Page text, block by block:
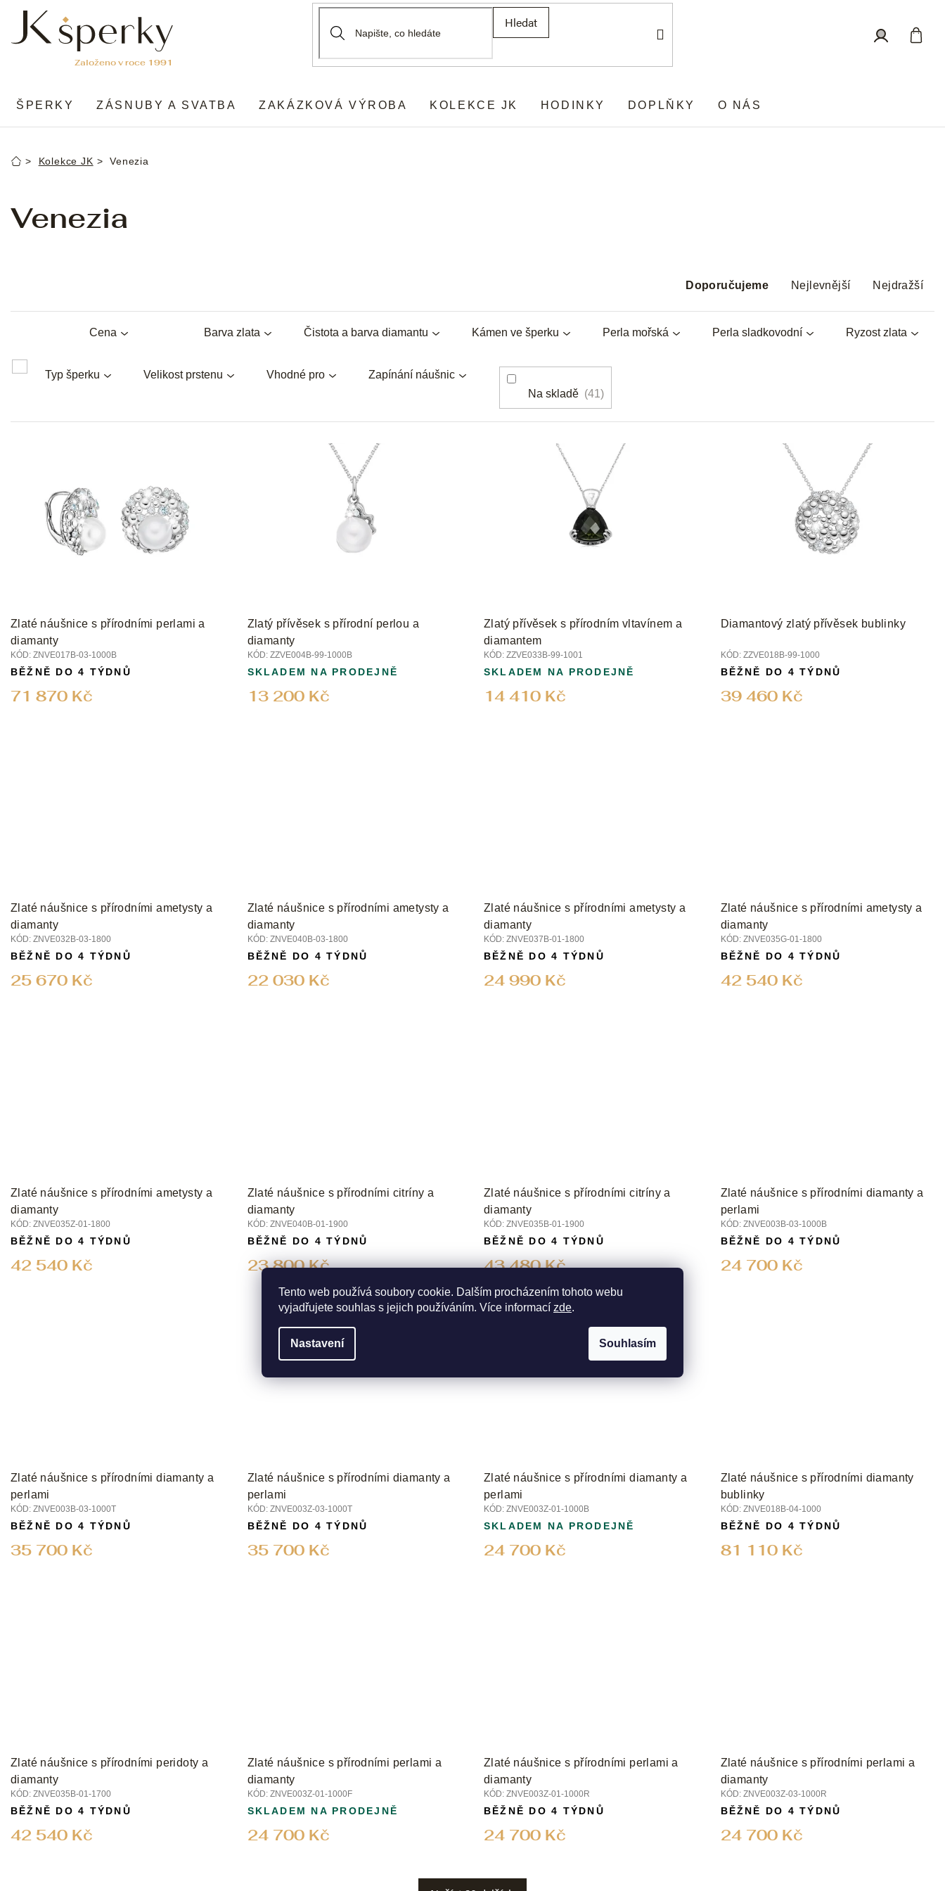
Tento web používá soubory cookie. Dalším procházením tohoto webu
vyjadřujete souhlas s jejich používáním. Více informací zde.
Nastavení Souhlasím
obsah
Hledat
ŠPERKY ZÁSNUBY A SVATBA ZAKÁZKOVÁ VÝROBA KOLEKCE JK HODINKY DOPLŇKY O NÁS
DomůKolekce JK Venezia
Venezia
z
n
d
Doporučujeme Nejlevnější Nejdražší
Barva zlata Čistota a barva diamantu Kámen ve šperku Perla mořská Perla sladkovodní Ryzost zlata
Typ šperku Velikost prstenu Vhodné pro Zapínání náušnic
Cena
Na skladě 41
t
ů
Zlaté náušnice s přírodními perlami a
diamanty
KÓD: ZNVE017B-03-1000B
71 870 Kč
BĚŽNĚ DO 4 TÝDNŮ
Zlatý přívěsek s přírodní perlou a
diamanty
KÓD: ZZVE004B-99-1000B
13 200 Kč
SKLADEM NA PRODEJNĚ
Zlatý přívěsek s přírodním vltavínem a
diamantem
KÓD: ZZVE033B-99-1001
14 410 Kč
SKLADEM NA PRODEJNĚ
Diamantový zlatý přívěsek bublinky
KÓD: ZZVE018B-99-1000
39 460 Kč
BĚŽNĚ DO 4 TÝDNŮ
Zlaté náušnice s přírodními ametysty a
diamanty
KÓD: ZNVE032B-03-1800
25 670 Kč
BĚŽNĚ DO 4 TÝDNŮ
Zlaté náušnice s přírodními ametysty a
diamanty
KÓD: ZNVE040B-03-1800
22 030 Kč
BĚŽNĚ DO 4 TÝDNŮ
Zlaté náušnice s přírodními ametysty a
diamanty
KÓD: ZNVE037B-01-1800
24 990 Kč
BĚŽNĚ DO 4 TÝDNŮ
Zlaté náušnice s přírodními ametysty a
diamanty
KÓD: ZNVE035G-01-1800
42 540 Kč
BĚŽNĚ DO 4 TÝDNŮ
Zlaté náušnice s přírodními ametysty a
diamanty
KÓD: ZNVE035Z-01-1800
42 540 Kč
BĚŽNĚ DO 4 TÝDNŮ
Zlaté náušnice s přírodními citríny a
diamanty
KÓD: ZNVE040B-01-1900
23 800 Kč
BĚŽNĚ DO 4 TÝDNŮ
Zlaté náušnice s přírodními citríny a
diamanty
KÓD: ZNVE035B-01-1900
43 480 Kč
BĚŽNĚ DO 4 TÝDNŮ
Zlaté náušnice s přírodními diamanty a
perlami
KÓD: ZNVE003B-03-1000B
24 700 Kč
BĚŽNĚ DO 4 TÝDNŮ
Zlaté náušnice s přírodními diamanty a
perlami
KÓD: ZNVE003B-03-1000T
35 700 Kč
BĚŽNĚ DO 4 TÝDNŮ
Zlaté náušnice s přírodními diamanty a
perlami
KÓD: ZNVE003Z-03-1000T
35 700 Kč
BĚŽNĚ DO 4 TÝDNŮ
Zlaté náušnice s přírodními diamanty a
perlami
KÓD: ZNVE003Z-01-1000B
24 700 Kč
SKLADEM NA PRODEJNĚ
Zlaté náušnice s přírodními diamanty
bublinky
KÓD: ZNVE018B-04-1000
81 110 Kč
BĚŽNĚ DO 4 TÝDNŮ
Zlaté náušnice s přírodními peridoty a
diamanty
KÓD: ZNVE035B-01-1700
42 540 Kč
BĚŽNĚ DO 4 TÝDNŮ
Zlaté náušnice s přírodními perlami a
diamanty
KÓD: ZNVE003Z-01-1000F
24 700 Kč
SKLADEM NA PRODEJNĚ
Zlaté náušnice s přírodními perlami a
diamanty
KÓD: ZNVE003Z-01-1000R
24 700 Kč
BĚŽNĚ DO 4 TÝDNŮ
Zlaté náušnice s přírodními perlami a
diamanty
KÓD: ZNVE003Z-03-1000R
24 700 Kč
BĚŽNĚ DO 4 TÝDNŮ